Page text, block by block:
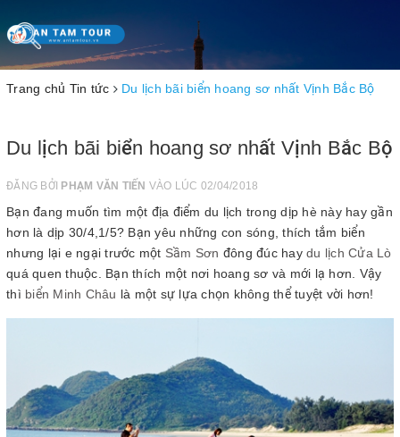
Toggle
navigation
Trang chủ Tin tức Du lịch bãi biển hoang sơ nhất Vịnh Bắc Bộ
Du lịch bãi biển hoang sơ nhất Vịnh Bắc Bộ
ĐĂNG BỞI PHẠM VĂN TIẾN VÀO LÚC 02/04/2018
Bạn đang muốn tìm một địa điểm du lịch trong dịp hè này hay gần
hơn là dịp 30/4,1/5? Bạn yêu những con sóng, thích tắm biển
nhưng lại e ngại trước một Sầm Sơn đông đúc hay du lịch Cửa Lò
quá quen thuộc. Bạn thích một nơi hoang sơ và mới lạ hơn. Vậy
thì biển Minh Châu là một sự lựa chọn không thể tuyệt vời hơn!